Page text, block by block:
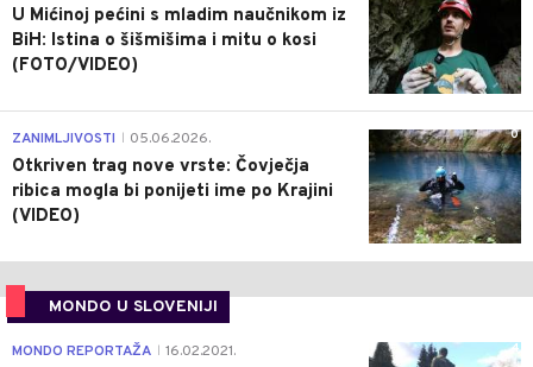
U Mićinoj pećini s mladim naučnikom iz
BiH: Istina o šišmišima i mitu o kosi
(FOTO/VIDEO)
0
ZANIMLJIVOSTI 05.06.2026.
Otkriven trag nove vrste: Čovječja
ribica mogla bi ponijeti ime po Krajini
(VIDEO)
MONDO U SLOVENIJI
4
MONDO REPORTAŽA 16.02.2021.